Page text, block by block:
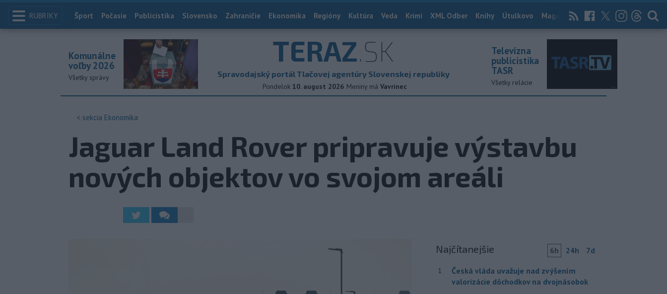
RUBRIKY Index
Šport Počasie Publicistika Slovensko Zahraničie Ekonomika Regióny Kultúra Veda Krimi XML Odber Knihy Útulkovo Magazín News Now Archív
TERAZ.SK
Spravodajský portál Tlačovej agentúry Slovenskej republiky
Pondelok 10. august 2026 Meniny má Vavrinec
Komunálne
voľby 2026
Všetky správy
Televízna
publicistika
TASR
Všetky relácie
< sekcia Ekonomika
Jaguar Land Rover pripravuje výstavbu
nových objektov vo svojom areáli
Najčítanejšie 6h 24h 7d
1
Česká vláda uvažuje nad zvýšením
valorizácie dôchodkov na dvojnásobok